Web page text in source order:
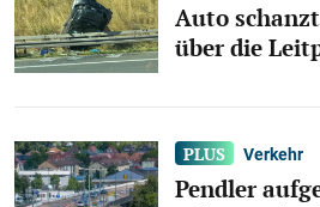
Auto
über die
Verkehr
Pendler